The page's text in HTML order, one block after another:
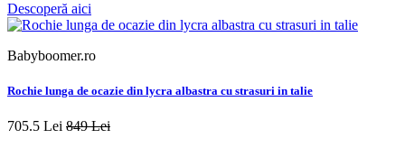
Descoperă aici
Babyboomer.ro
Rochie lunga de ocazie din lycra albastra cu strasuri in talie
705.5 Lei 849 Lei